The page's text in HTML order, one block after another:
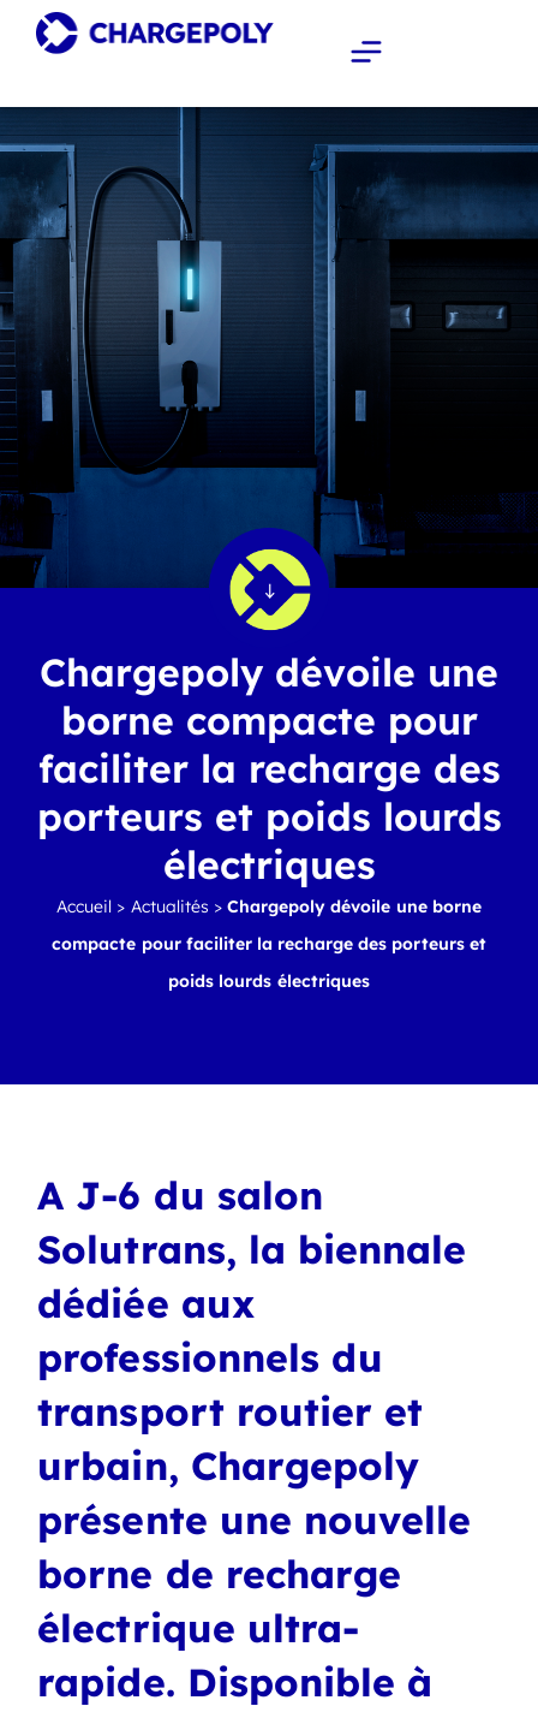
Chargepoly dévoile une
borne compacte pour
faciliter la recharge des
porteurs et poids lourds
électriques
Accueil > Actualités > Chargepoly dévoile une borne
compacte pour faciliter la recharge des porteurs et
poids lourds électriques
A J-6 du salon
Solutrans, la biennale
dédiée aux
professionnels du
transport routier et
urbain, Chargepoly
présente une nouvelle
borne de recharge
électrique ultra-
rapide. Disponible à